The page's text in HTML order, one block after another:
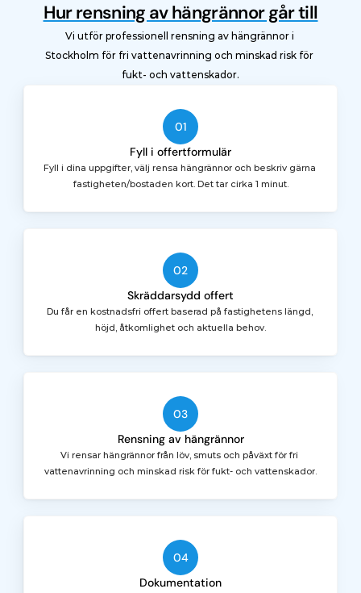
Hur rensning av hängrännor går till
Vi utför professionell rensning av hängrännor i
Stockholm för fri vattenavrinning och minskad risk för
fukt- och vattenskador.
01
Fyll i offertformulär
Fyll i dina uppgifter, välj rensa hängrännor och beskriv gärna
fastigheten/bostaden kort. Det tar cirka 1 minut.
02
Skräddarsydd offert
Du får en kostnadsfri offert baserad på fastighetens längd,
höjd, åtkomlighet och aktuella behov.
03
Rensning av hängrännor
Vi rensar hängrännor från löv, smuts och påväxt för fri
vattenavrinning och minskad risk för fukt- och vattenskador.
04
Dokumentation